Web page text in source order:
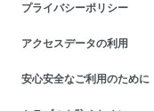
プライバシーポリシー
アクセスデータの利用
安心安全なご利用のために